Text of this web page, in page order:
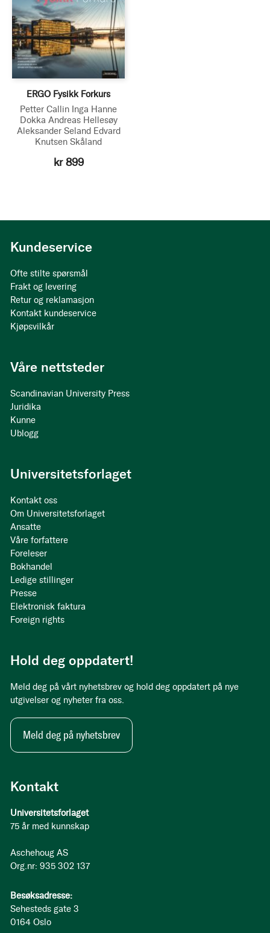
ERGO Fysikk Forkurs
Petter Callin Inga Hanne
Dokka Andreas Hellesøy
Aleksander Seland Edvard
Knutsen Skåland
kr 899
Kontakt
Universitetsforlaget
75 år med kunnskap
Aschehoug AS
Org.nr: 935 302 137
Besøksadresse:
Sehesteds gate 3
0164 Oslo
Kundeservice
Ofte stilte spørsmål
Frakt og levering
Retur og reklamasjon
Kontakt kundeservice
Kjøpsvilkår
Våre nettsteder
Scandinavian University Press
Juridika
Kunne
Ublogg
Universitetsforlaget
Kontakt oss
Om Universitetsforlaget
Ansatte
Våre forfattere
Foreleser
Bokhandel
Ledige stillinger
Presse
Elektronisk faktura
Foreign rights
Hold deg oppdatert!
Meld deg på vårt nyhetsbrev og hold deg oppdatert på nye
utgivelser og nyheter fra oss.
Meld deg på nyhetsbrev